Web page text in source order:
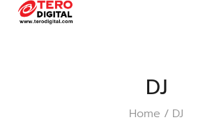
DJ
Home / DJ